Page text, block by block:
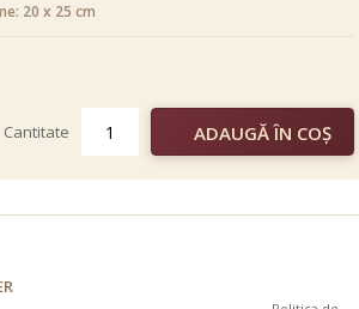
negru color
20 x 25 cm
Cantitate